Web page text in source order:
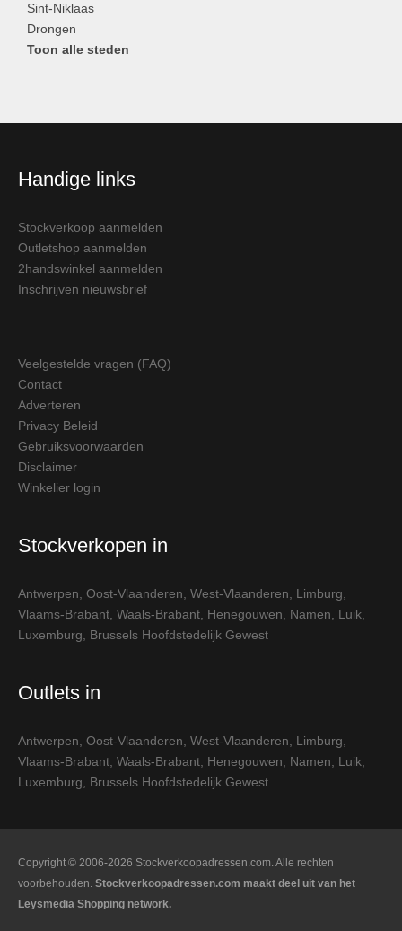
Sint-Niklaas
Drongen
Toon alle steden
Handige links
Stockverkoop aanmelden
Outletshop aanmelden
2handswinkel aanmelden
Inschrijven nieuwsbrief
Veelgestelde vragen (FAQ)
Contact
Adverteren
Privacy Beleid
Gebruiksvoorwaarden
Disclaimer
Winkelier login
Stockverkopen in
Antwerpen Oost-Vlaanderen West-Vlaanderen Limburg
Vlaams-Brabant Waals-Brabant Henegouwen Namen Luik
Luxemburg
Brussels Hoofdstedelijk Gewest
Outlets in
Antwerpen Oost-Vlaanderen West-Vlaanderen Limburg
Vlaams-Brabant Waals-Brabant Henegouwen Namen Luik
Luxemburg
Brussels Hoofdstedelijk Gewest
Copyright © 2006-2026 Stockverkoopadressen.com. Alle rechten
voorbehouden. Stockverkoopadressen.com maakt deel uit van het
Leysmedia Shopping network.